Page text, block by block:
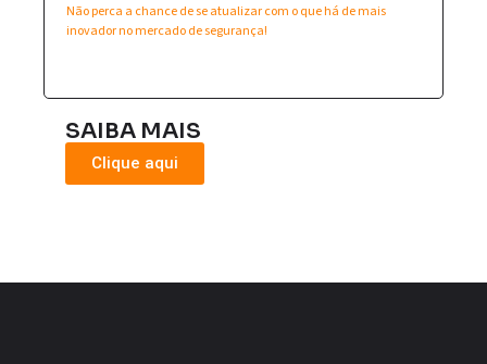
Não perca a chance de se atualizar com o que há de mais
inovador no mercado de segurança!
SAIBA MAIS
Clique aqui